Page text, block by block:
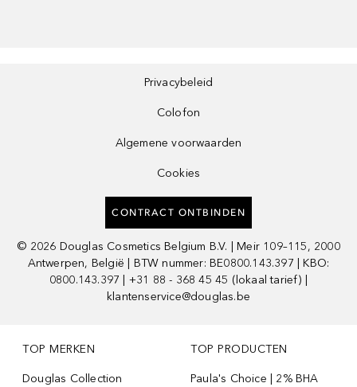
Privacybeleid
Colofon
Algemene voorwaarden
Cookies
CONTRACT ONTBINDEN
© 2026 Douglas Cosmetics Belgium B.V. | Meir 109–115, 2000
Antwerpen, België | BTW nummer: BE0800.143.397 | KBO:
0800.143.397 | +31 88 - 368 45 45 (lokaal tarief) |
klantenservice@douglas.be
TOP MERKEN
Douglas Collection
TOP PRODUCTEN
Paula's Choice | 2% BHA